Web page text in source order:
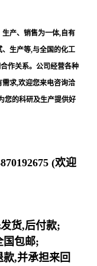
产、销售为一体,自有
生产等,与全国的化工
作关系。公司经营各种
求,欢迎您来电咨询洽
您的科研及生产提供好
(欢迎
货,后付款;
国包邮;
款,并承担来回